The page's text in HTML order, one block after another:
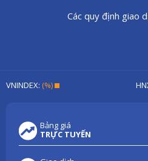
Các quy định giao
VNINDEX: (%)
Bảng giá
TRỰC TUYẾN